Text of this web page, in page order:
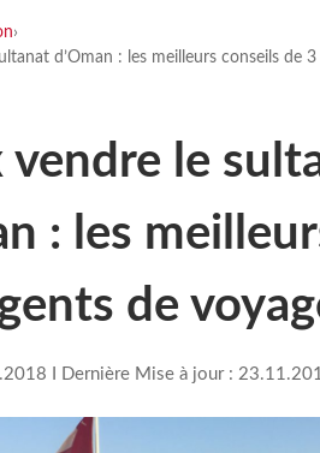
›
d’Oman : les meilleurs conseils de
vendre le
: les
de
I Dernière Mise à jour :